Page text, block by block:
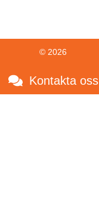
© 2026
Kontakta oss